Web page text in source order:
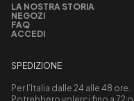
LA NOSTRA STORIA
NEGOZI
FAQ
ACCEDI
SPEDIZIONE
Per l’Italia dalle 24 alle 48 ore.